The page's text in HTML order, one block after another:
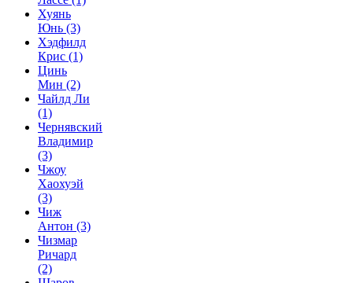
Хуянь
Юнь (3)
Хэдфилд
Крис (1)
Цинь
Мин (2)
Чайлд Ли
(1)
Чернявский
Владимир
(3)
Чжоу
Хаохуэй
(3)
Чиж
Антон (3)
Чизмар
Ричард
(2)